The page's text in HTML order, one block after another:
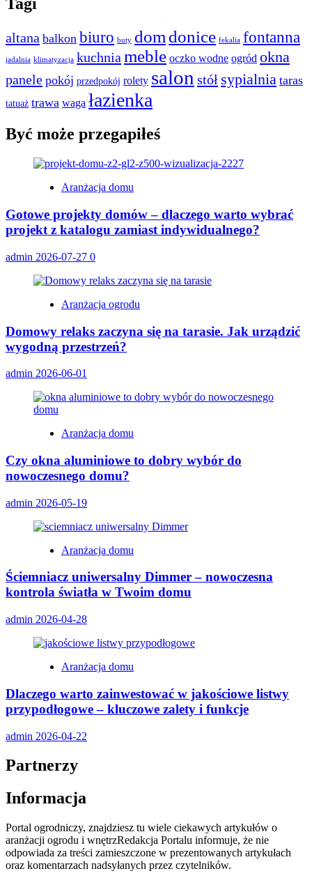
altana balkon biuro buty dom donice fekalia fontanna
jadalnia klimatyzacja kuchnia meble oczko wodne ogród okna
panele pokój przedpokój rolety salon stół sypialnia taras
tatuaż trawa waga łazienka
Być może przegapiłeś
Aranżacja domu
Gotowe projekty domów – dlaczego warto wybrać
projekt z katalogu zamiast indywidualnego?
admin 2026-07-27 0
Aranżacja ogrodu
Domowy relaks zaczyna się na tarasie. Jak urządzić
wygodną przestrzeń?
admin 2026-06-01
Aranżacja domu
Czy okna aluminiowe to dobry wybór do
nowoczesnego domu?
admin 2026-05-19
Aranżacja domu
Ściemniacz uniwersalny Dimmer – nowoczesna
kontrola światła w Twoim domu
admin 2026-04-28
Aranżacja domu
Dlaczego warto zainwestować w jakościowe listwy
przypodłogowe – kluczowe zalety i funkcje
admin 2026-04-22
Partnerzy
Informacja
Portal ogrodniczy, znajdziesz tu wiele ciekawych artykułów o
aranżacji ogrodu i wnętrzRedakcja Portalu informuje, że nie
odpowiada za treści zamieszczone w prezentowanych artykułach
oraz komentarzach nadsyłanych przez czytelników.